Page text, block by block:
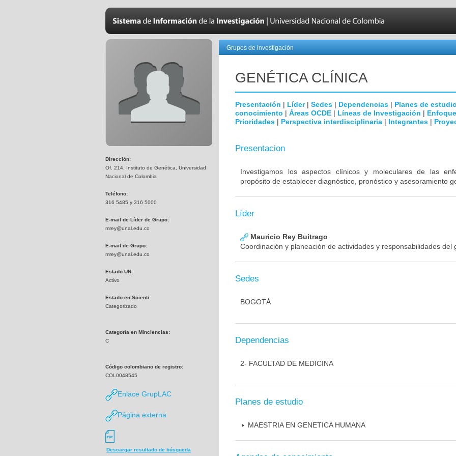
Dirección:
Of. 214, Instituto de Genética, Universidad
Nacional de Colombia
Teléfono:
316 5485 y 316 5000
E-mail de Líder de Grupo:
mrey@unal.edu.co
E-mail de Grupo:
mrey@unal.edu.co
Estado UN:
Activo
Estado en Scienti:
Categorizado
Categoría en Minciencias:
C
Código colombiano de registro:
COL0048545
Enlace GrupLAC
Página externa
Descargar resultado de búsqueda
Grupos de investigación
GENÉTICA CLÍNICA
Presentación | Líder| Sedes | Dependencias | Planes de estudio
conocimiento | Áreas OCDE | Líneas de Investigación |
Prioridades | Perspectiva interdisciplinaria | Integrantes |
Presentacion
Investigamos los aspectos clínicos y moleculares de las
propósito de establecer diagnóstico, pronóstico y asesoramiento
Líder
Mauricio Rey Buitrago
Coordinación y planeación de actividades y responsabilidades del
Sedes
BOGOTÁ
Dependencias
2- FACULTAD DE MEDICINA
Planes de estudio
MAESTRIA EN GENETICA HUMANA